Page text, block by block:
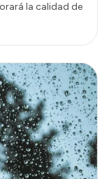
la calidad de